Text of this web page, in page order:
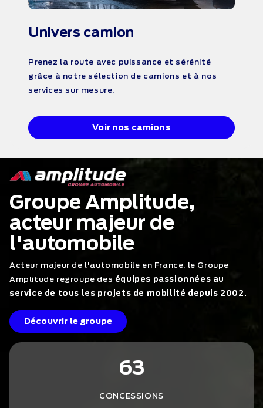
Univers camion
Prenez la route avec puissance et sérénité
grâce à notre sélection de camions et à nos
services sur mesure.
Voir nos camions
Groupe Amplitude,
acteur majeur de
l'automobile
Acteur majeur de l'automobile en France, le Groupe
Amplitude regroupe des équipes passionnées au
service de tous les projets de mobilité depuis 2002.
Découvrir le groupe
63
CONCESSIONS